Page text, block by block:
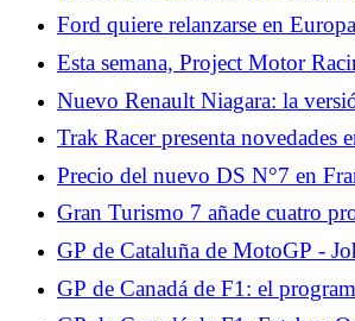
diésel a 2,09 €/L y la gasolina a
de semana
Ford quiere relanzarse en
modelos anunciados hasta
Esta semana, Project Motor
noticias: reclutamiento, parche,
Nuevo Renault Niagara: la
del pick-up presentada en
Trak Racer presenta novedades
Expo: cabina de moto y mando
retroalimentación.
Precio del nuevo DS N°7 en
43.900 euros, ¿precios realmente
Gran Turismo 7 añade cuatro
menú del parche 1.7 de junio.
GP de Cataluña de MotoGP -
su accidente: “Debería haber
rendirme”
GP de Canadá de F1: el
del fin de semana para Francia